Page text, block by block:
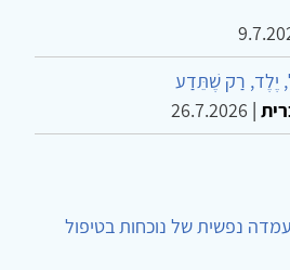
יֶלֶד, רַק שֶׁתֵּדַע
|
26.7.2026
נפשית של נוכחות בטיפול